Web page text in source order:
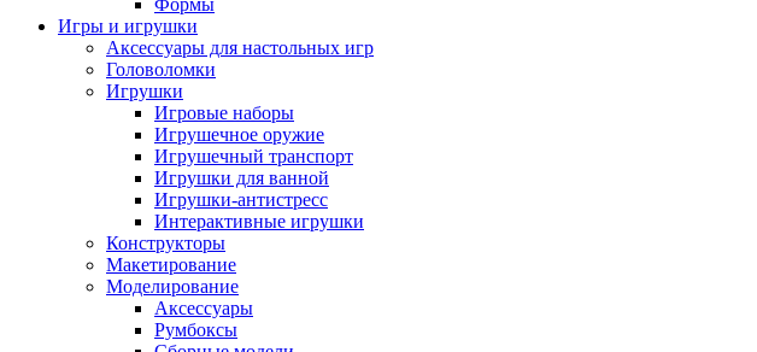
Формы
Игры и игрушки
Аксессуары для настольных игр
Головоломки
Игрушки
Игровые наборы
Игрушечное оружие
Игрушечный транспорт
Игрушки для ванной
Игрушки-антистресс
Интерактивные игрушки
Конструкторы
Макетирование
Моделирование
Аксессуары
Румбоксы